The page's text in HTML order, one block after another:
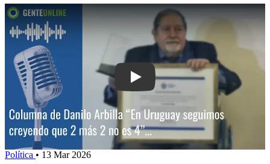
Play: Columna de Danilo Arbilla: “En
Política • 13 Mar 2026